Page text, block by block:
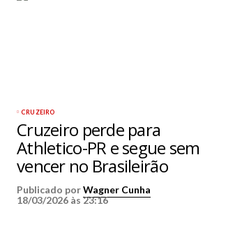
CRUZEIRO
Cruzeiro perde para
Athletico-PR e segue sem
vencer no Brasileirão
Publicado porWagner Cunha
18/03/2026 às 23:16